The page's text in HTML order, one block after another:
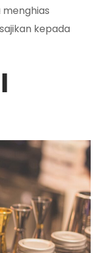
menghias
kepada